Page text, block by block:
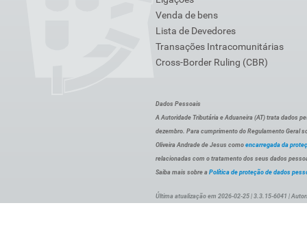
Venda de bens
Lista de Devedores
Transações Intracomunitárias
Cross-Border Ruling (CBR)
Dados Pessoais
A Autoridade Tributária e Aduaneira (AT) trata dados
dezembro. Para cumprimento do Regulamento Geral
Oliveira Andrade de Jesus como encarregada da
relacionadas com o tratamento dos seus dados
Saiba mais sobre a Política de proteção de dados
Última atualização em 2026-02-25 | 3.3.15-6041 |